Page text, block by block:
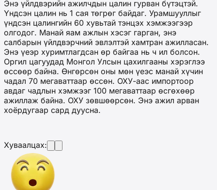
Энэ үйлдвэрийн ажилчдын цалин гурван бүтэцтэй.
Үндсэн цалин нь 1 сая төгрөг байдаг. Урамшууллыг
үндсэн цалингийн 60 хувьтай тэнцэх хэмжээгээр
олгодог. Манай яам ажлын хэсэг гарган, энэ
салбарын үйлдвэрчний эвлэлтэй хамтран ажилласан.
Энэ үеэр хуримтлагдсан өр байгаа нь ч ил болсон.
Оргил цагуудад Монгол Улсын цахилгааны хэрэглээ
өссөөр байна. Өнгөрсөн оны мөн үеэс манай хүчин
чадал 70 мегаваттаар өссөн. ОХУ-аас импортоор
авдаг чадлын хэмжээг 100 мегаваттаар өсгөхөөр
ажиллаж байна. ОХУ зөвшөөрсөн. Энэ ажил арван
хоёрдугаар сард дуусна.
Хуваалцах: